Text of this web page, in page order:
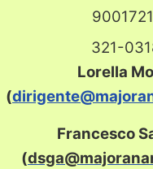
321-
Lorella
(
Francesco
(dsga@